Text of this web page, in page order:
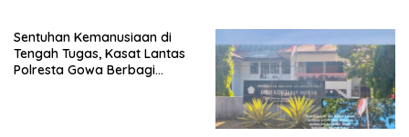
Sentuhan Kemanusiaan di
Tengah Tugas, Kasat Lantas
Polresta Gowa Berbagi